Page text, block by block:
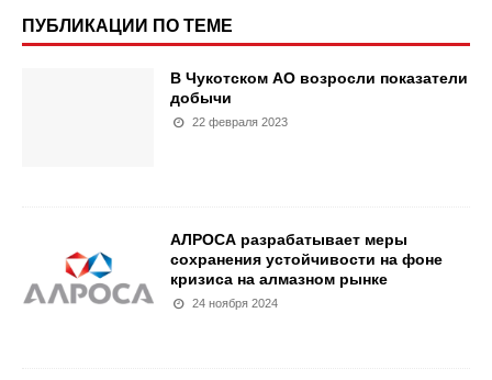
ПУБЛИКАЦИИ ПО ТЕМЕ
В Чукотском АО возросли показатели
добычи
22 февраля 2023
АЛРОСА разрабатывает меры
сохранения устойчивости на фоне
кризиса на алмазном рынке
24 ноября 2024